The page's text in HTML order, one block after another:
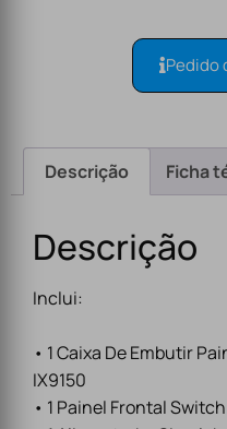
Pedido
Descrição Ficha
Descrição
Inclui:
• 1 Caixa De Embutir
IX9150
• 1 Painel Frontal